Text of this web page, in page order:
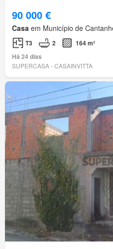
90 000 €
Casa em Município de
T3 2
164 m²
Há 24 dias
SUPERCASA - CASAINVITTA